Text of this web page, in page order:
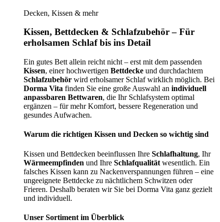
Decken, Kissen & mehr
Kissen, Bettdecken & Schlafzubehör – Für
erholsamen Schlaf bis ins Detail
Ein gutes Bett allein reicht nicht – erst mit dem passenden
Kissen, einer hochwertigen Bettdecke und durchdachtem
Schlafzubehör wird erholsamer Schlaf wirklich möglich. Bei
Dorma Vita finden Sie eine große Auswahl an individuell
anpassbaren Bettwaren, die Ihr Schlafsystem optimal
ergänzen – für mehr Komfort, bessere Regeneration und
gesundes Aufwachen.
Warum die richtigen Kissen und Decken so wichtig sind
Kissen und Bettdecken beeinflussen Ihre Schlafhaltung, Ihr
Wärmeempfinden und Ihre Schlafqualität wesentlich. Ein
falsches Kissen kann zu Nackenverspannungen führen – eine
ungeeignete Bettdecke zu nächtlichem Schwitzen oder
Frieren. Deshalb beraten wir Sie bei Dorma Vita ganz gezielt
und individuell.
Unser Sortiment im Überblick